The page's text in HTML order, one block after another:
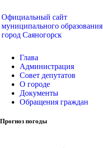
Официальный сайт
муниципального образования
город Саяногорск
Глава
Администрация
Совет депутатов
О городе
Документы
Обращения граждан
Прогноз погоды